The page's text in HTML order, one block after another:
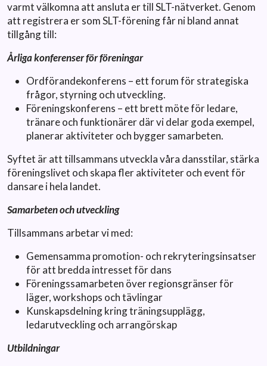
varmt välkomna att ansluta er till SLT-nätverket. Genom
att registrera er som SLT-förening får ni bland annat
tillgång till:
Årliga konferenser för föreningar
Ordförandekonferens – ett forum för strategiska
frågor, styrning och utveckling.
Föreningskonferens – ett brett möte för ledare,
tränare och funktionärer där vi delar goda exempel,
planerar aktiviteter och bygger samarbeten.
Syftet är att tillsammans utveckla våra dansstilar, stärka
föreningslivet och skapa fler aktiviteter och event för
dansare i hela landet.
Samarbeten och utveckling
Tillsammans arbetar vi med:
Gemensamma promotion- och rekryteringsinsatser
för att bredda intresset för dans
Föreningssamarbeten över regionsgränser för
läger, workshops och tävlingar
Kunskapsdelning kring träningsupplägg,
ledarutveckling och arrangörskap
Utbildningar